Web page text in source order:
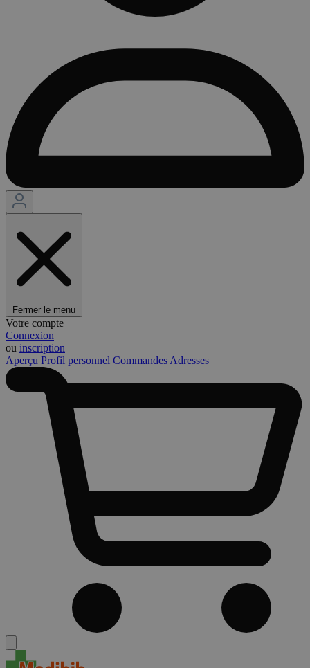
Fermer le menu
Votre compte
Connexion
ou inscription
Aperçu Profil personnel Commandes Adresses